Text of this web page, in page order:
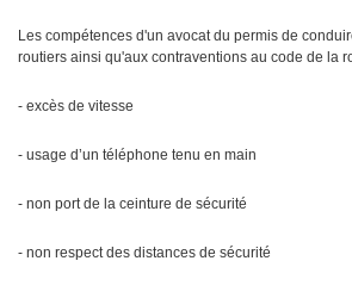
Les compétences d'un avocat du permis de
routiers ainsi qu'aux contraventions au code de la
- excès de vitesse
- usage d’un téléphone tenu en main
- non port de la ceinture de sécurité
- non respect des distances de sécurité